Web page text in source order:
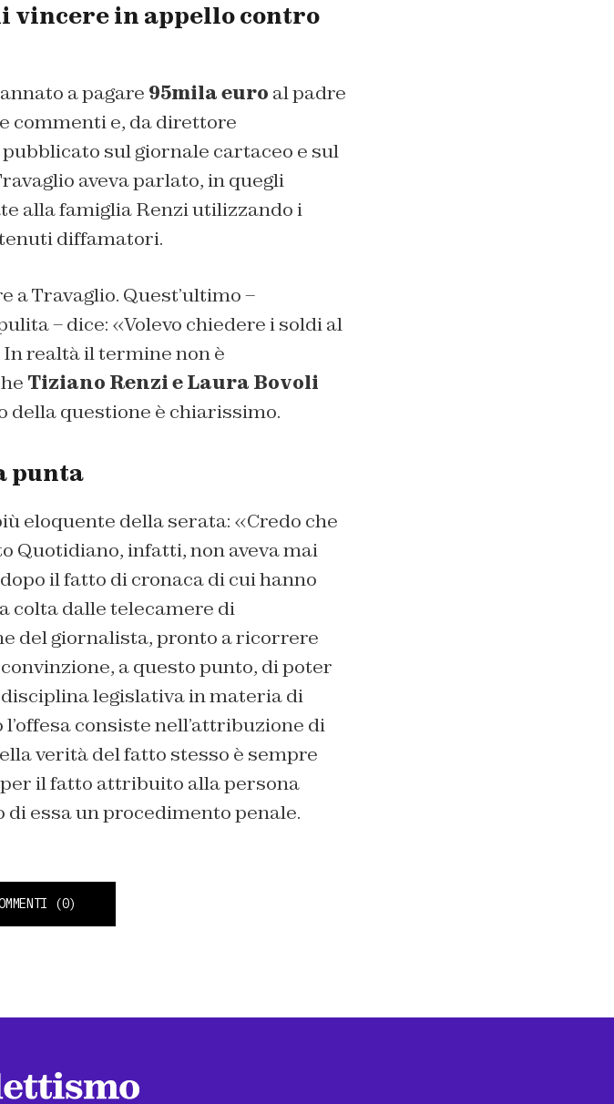
vincere in appello contro
a pagare 95mila euro al padre
commenti e, da direttore
sul giornale cartaceo e sul
aveva parlato, in quegli
alla famiglia Renzi utilizzando i
diffamatori.
a Travaglio. Quest’ultimo –
– dice: «Volevo chiedere i soldi al
In realtà il termine non è
Tiziano Renzi e Laura Bovoli
della questione è chiarissimo.
punta
eloquente della serata: «Credo che
Quotidiano, infatti, non aveva mai
il fatto di cronaca di cui hanno
colta dalle telecamere di
del giornalista, pronto a ricorrere
a questo punto, di poter
legislativa in materia di
consiste nell’attribuzione di
verità del fatto stesso è sempre
il fatto attribuito alla persona
essa un procedimento penale.
(0)